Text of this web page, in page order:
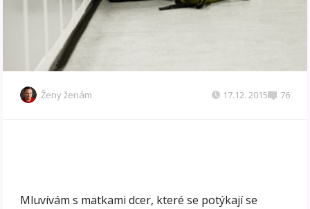
Ženy ženám 17.12. 2015 76
Mluvívám s matkami dcer, které se potýkají se